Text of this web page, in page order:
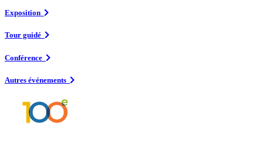
Exposition
Tour guidé
Conférence
Autres événements